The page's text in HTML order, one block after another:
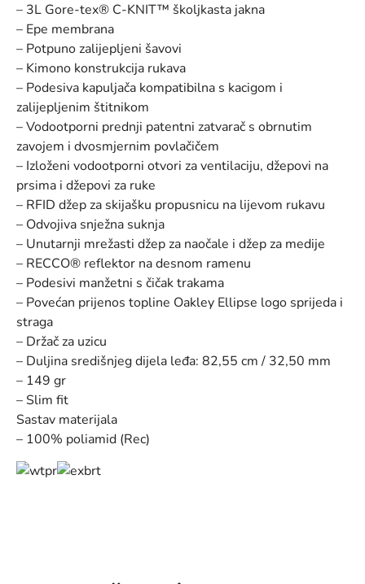
– 3L Gore-tex® C-KNIT™ školjkasta jakna
– Epe membrana
– Potpuno zalijepljeni šavovi
– Kimono konstrukcija rukava
– Podesiva kapuljača kompatibilna s kacigom i
zalijepljenim štitnikom
– Vodootporni prednji patentni zatvarač s obrnutim
zavojem i dvosmjernim povlačičem
– Izloženi vodootporni otvori za ventilaciju, džepovi na
prsima i džepovi za ruke
– RFID džep za skijašku propusnicu na lijevom rukavu
– Odvojiva snježna suknja
– Unutarnji mrežasti džep za naočale i džep za medije
– RECCO® reflektor na desnom ramenu
– Podesivi manžetni s čičak trakama
– Povećan prijenos topline Oakley Ellipse logo sprijeda i
straga
– Držač za uzicu
– Duljina središnjeg dijela leđa: 82,55 cm / 32,50 mm
– 149 gr
– Slim fit
Sastav materijala
– 100% poliamid (Rec)